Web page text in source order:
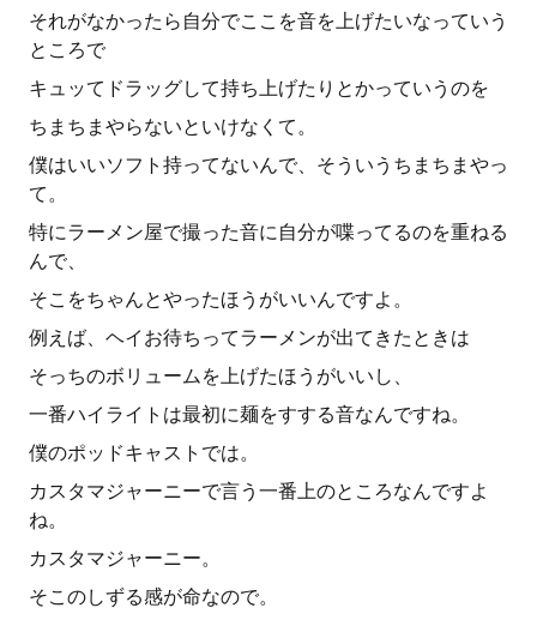
それがなかったら自分でここを音を上げたいなっていう
ところで
キュッてドラッグして持ち上げたりとかっていうのを
ちまちまやらないといけなくて。
僕はいいソフト持ってないんで、そういうちまちまやっ
て。
特にラーメン屋で撮った音に自分が喋ってるのを重ねる
んで、
そこをちゃんとやったほうがいいんですよ。
例えば、ヘイお待ちってラーメンが出てきたときは
そっちのボリュームを上げたほうがいいし、
一番ハイライトは最初に麺をすする音なんですね。
僕のポッドキャストでは。
カスタマジャーニーで言う一番上のところなんですよ
ね。
カスタマジャーニー。
そこのしずる感が命なので。